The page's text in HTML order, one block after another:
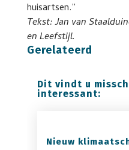
huisartsen.”
Tekst: Jan van
en Leefstijl.
Gerelateerd
Dit vindt u
interessant:
Nieuw